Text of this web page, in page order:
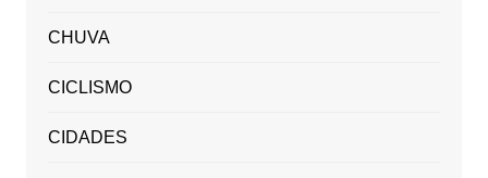
CHUVA
CICLISMO
CIDADES